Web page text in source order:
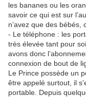
les bananes ou les
savoir ce qui est sur
n’avez que des bébés,
- Le téléphone : les
très élevée tant pour
avons donc
connexion de bout de
Le Prince possède un
être appelé surtout, il
portable. Depuis